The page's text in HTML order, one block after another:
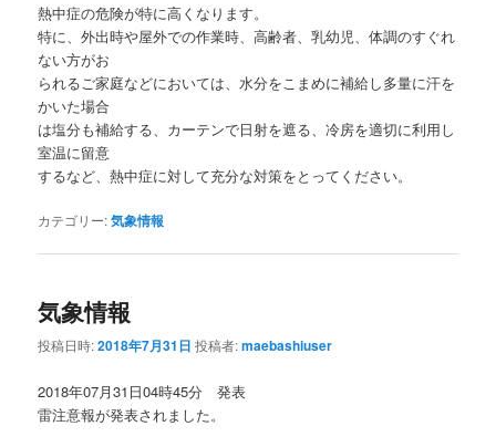
熱中症の危険が特に高くなります。
特に、外出時や屋外での作業時、高齢者、乳幼児、体調のすぐれ
ない方がお
られるご家庭などにおいては、水分をこまめに補給し多量に汗を
かいた場合
は塩分も補給する、カーテンで日射を遮る、冷房を適切に利用し
室温に留意
するなど、熱中症に対して充分な対策をとってください。
カテゴリー:気象情報
気象情報
投稿日時:2018年7月31日 投稿者:maebashiuser
2018年07月31日04時45分 発表
雷注意報が発表されました。